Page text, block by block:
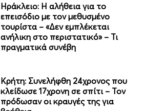
Ηράκλειο: Η αλήθεια για το
επεισόδιο με τον μεθυσμένο
τουρίστα – «Δεν εμπλέκεται
ανήλικη στο περιστατικό» – Τι
πραγματικά συνέβη
Κρήτη: Συνελήφθη 24χρονος που
κλείδωσε 17χρονη σε σπίτι – Τον
πρόδωσαν οι κραυγές της για